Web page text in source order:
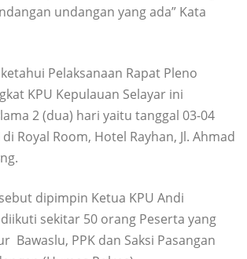
undangan yang ada” Kata
Pelaksanaan Rapat Pleno
KPU Kepulauan Selayar ini
2 (dua) hari yaitu tanggal 03-04
Royal Room, Hotel Rayhan, Jl. Ahmad
dipimpin Ketua KPU Andi
sekitar 50 orang Peserta yang
Bawaslu, PPK dan Saksi Pasangan